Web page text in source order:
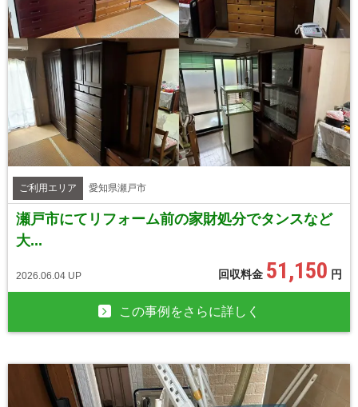
ご利用エリア 愛知県瀬戸市
瀬戸市にてリフォーム前の家財処分でタンスなど
大...
2026.06.04 UP 回収料金 51,150 円
この事例をさらに詳しく